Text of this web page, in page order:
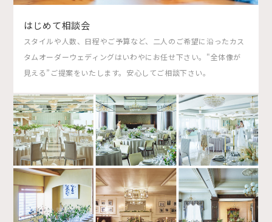
はじめて相談会
スタイルや人数、日程やご予算など、二人のご希望に沿ったカス
タムオーダーウェディングはいわやにお任せ下さい。"全体像が
見える”ご提案をいたします。安心してご相談下さい。